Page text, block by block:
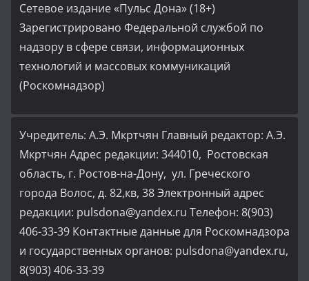
Сетевое издание «Пульс Дона» (18+)
Зарегистрировано Федеральной службой по
надзору в сфере связи, информационных
технологий и массовых коммуникаций
(Роскомнадзор)
Учредитель: А.Э. Мкртчян Главный редактор: А.Э.
Мкртчян Адрес редакции: 344010, Ростовская
область, г. Ростов-на-Дону, ул. Греческого
города Волос, д. 82,кв, 38 Электронный адрес
редакции: pulsdona@yandex.ru Телефон: 8(903)
406-33-39 Контактные данные для Роскомнадзора
и государственных органов: pulsdona@yandex.ru,
8(903) 406-33-39